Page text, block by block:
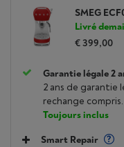
SMEG
Livré
€ 399,00
Garantie légale 2
2 ans de garantie
rechange compris.
Toujours inclus
Smart Repair